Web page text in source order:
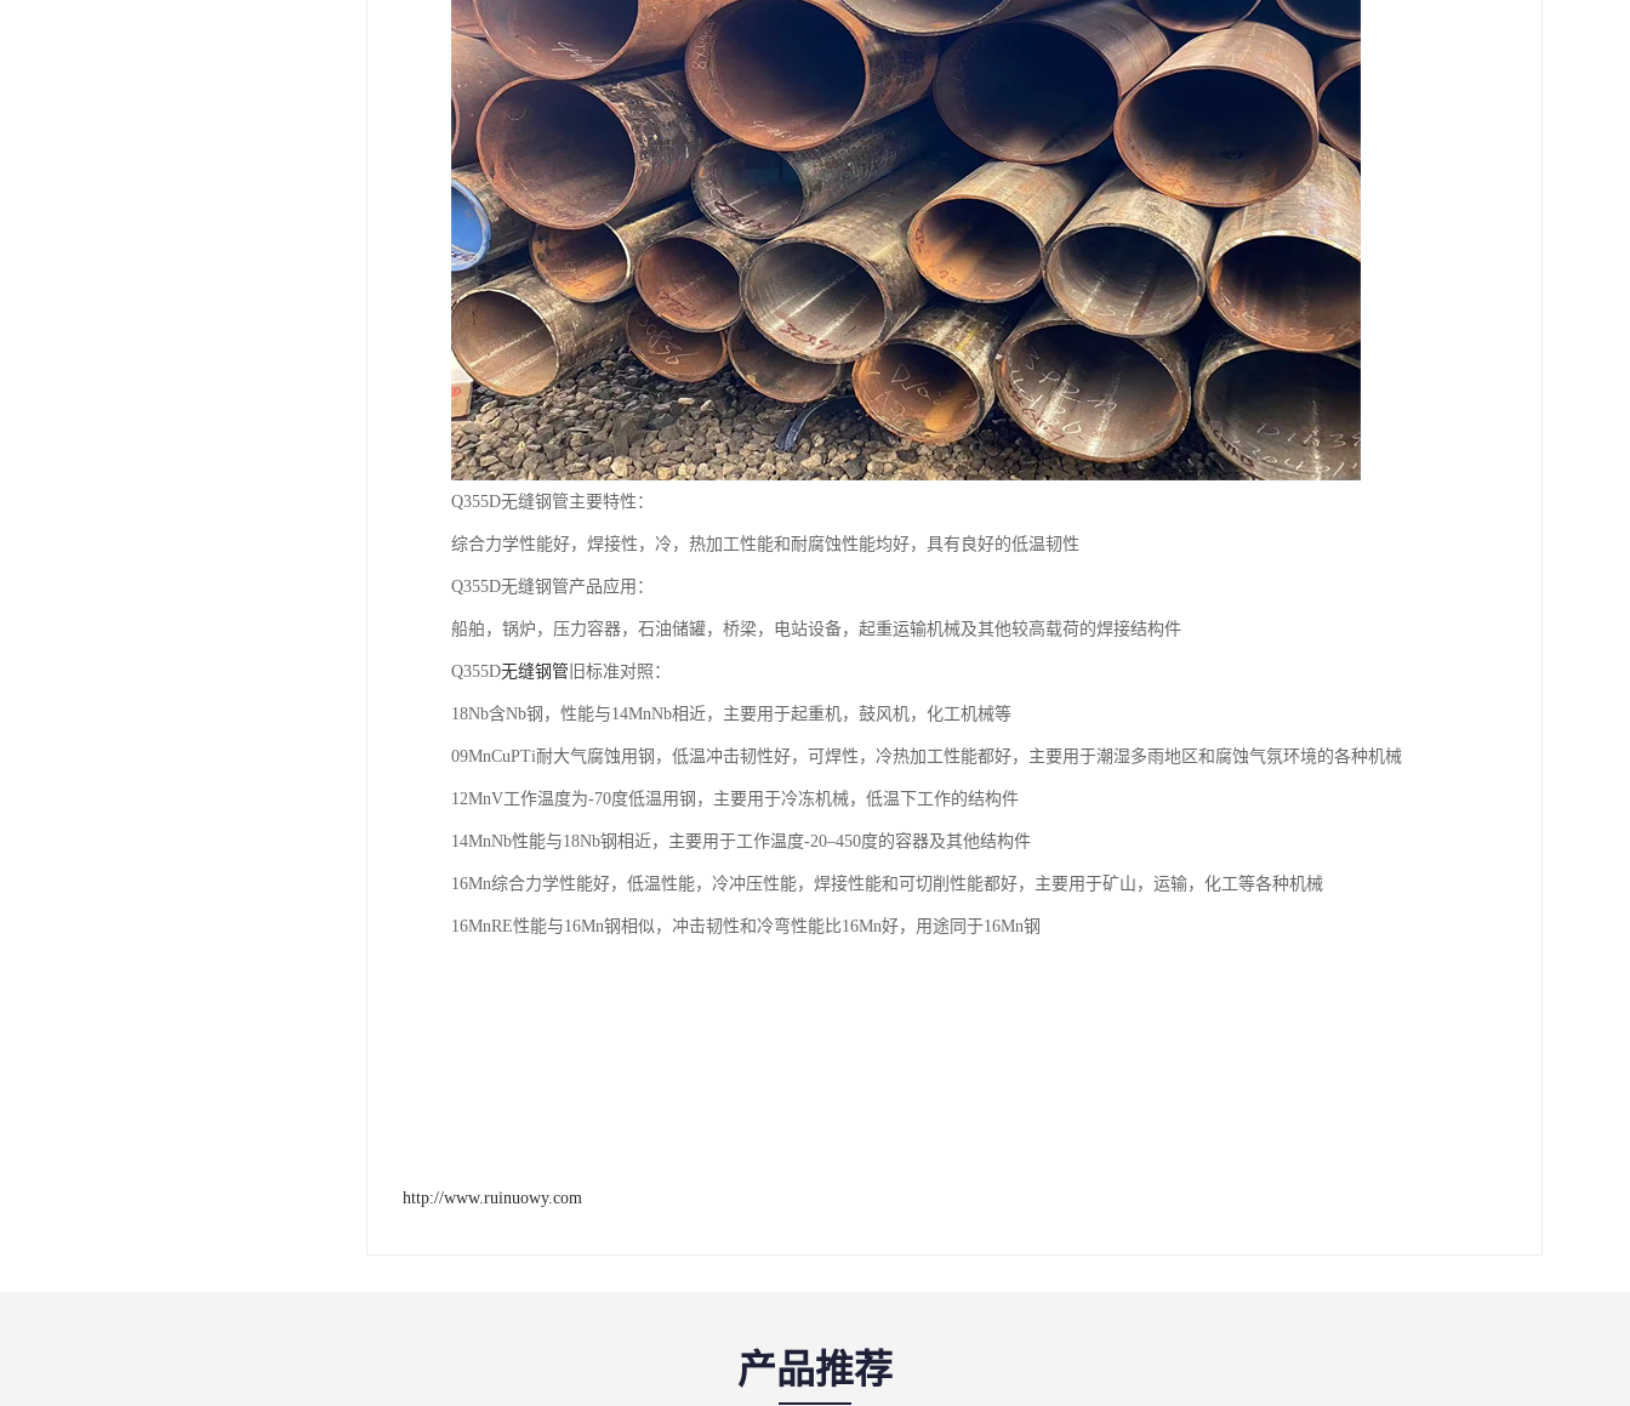
Q355D无缝钢管主要特性：
综合力学性能好，焊接性，冷，热加工性能和耐腐蚀性能均好，具有良好的低温韧性
Q355D无缝钢管产品应用：
船舶，锅炉，压力容器，石油储罐，桥梁，电站设备，起重运输机械及其他较高载荷的焊接结构件
Q355D无缝钢管 旧标准对照：
18Nb含Nb钢，性能与14MnNb相近，主要用于起重机，鼓风机，化工机械等
09MnCuPTi耐大气腐蚀用钢，低温冲击韧性好，可焊性，冷热加工性能都好，主要用于潮湿多雨地区和腐蚀气氛环境的各种机械
12MnV工作温度为-70度低温用钢，主要用于冷冻机械，低温下工作的结构件
14MnNb性能与18Nb钢相近，主要用于工作温度-20–450度的容器及其他结构件
16Mn综合力学性能好，低温性能，冷冲压性能，焊接性能和可切削性能都好，主要用于矿山，运输，化工等各种机械
16MnRE性能与16Mn钢相似，冲击韧性和冷弯性能比16Mn好，用途同于16Mn钢
http://www.ruinuowy.com
产品推荐